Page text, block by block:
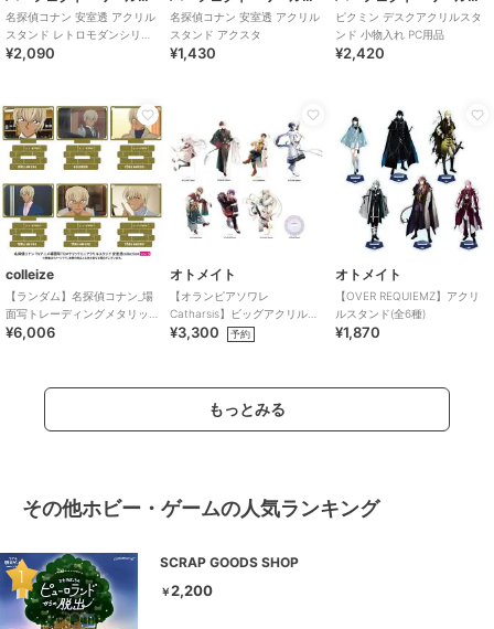
名探偵コナン 安室透 アクリル
スタンド レトロモダンシリー
ズ アクスタ
¥2,090
名探偵コナン 安室透 アクリル
スタンド アクスタ
¥1,430
ピクミン デスクアクリルスタ
ンド 小物入れ PC用品
¥2,420
colleize
【ランダム】名探偵コナン_場
面写トレーディングメタリッ
クミニアクリルスタンド 安室
¥6,006
オトメイト
【オランピアソワレ
Catharsis】ビッグアクリルス
タンド(全7種)
¥3,300 予約
オトメイト
【OVER REQUIEMZ】アクリ
ルスタンド(全6種)
¥1,870
もっとみる
その他ホビー・ゲームの人気ランキング
SCRAP GOODS SHOP
￥2,200